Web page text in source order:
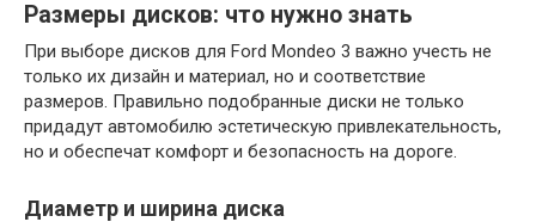
Размеры дисков: что нужно знать
При выборе дисков для Ford Mondeo 3 важно учесть не
только их дизайн и материал, но и соответствие
размеров. Правильно подобранные диски не только
придадут автомобилю эстетическую привлекательность,
но и обеспечат комфорт и безопасность на дороге.
Диаметр и ширина диска